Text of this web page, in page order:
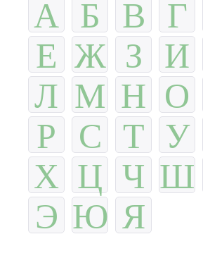
А Б В Г
Е Ж З И
Л М Н О
Р С Т У
Х Ц Ч Ш
Э Ю Я